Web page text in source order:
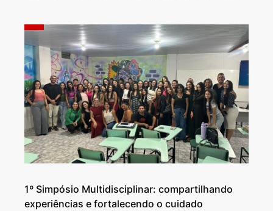
1º Simpósio Multidisciplinar: compartilhando
experiências e fortalecendo o cuidado